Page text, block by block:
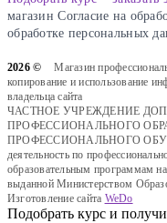
магазинCогласие на
обработке персональных
2026 ©
Магазин
копирование и использование
владельца сайта
ЧАСТНОЕ УЧРЕЖДЕНИЕ
ПРОФЕССИОНАЛЬНОГО
ПРОФЕССИОНАЛЬНОГО
деятельность по
образовательным программам
выданной Министерством
Изготовление сайта WeDo
Подобрать курс и